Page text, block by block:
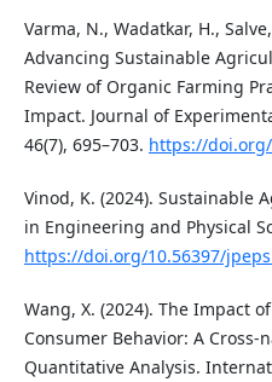
Varma, N., Wadatkar, H.,
Advancing Sustainable
Review of Organic Farming
Impact. Journal of
46(7), 695–703. https://
Vinod, K. (2024). Sustainable
in Engineering and Physical
https://doi.org/10.56397/
Wang, X. (2024). The Impact
Consumer Behavior: A Cross-
Quantitative Analysis.